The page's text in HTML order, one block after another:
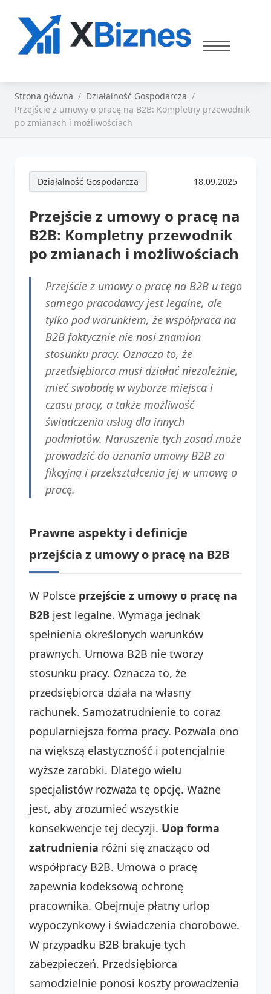
Strona główna
Działalność Gospodarcza
Przejście z umowy o pracę na B2B: Kompletny przewodnik
po zmianach i możliwościach
Działalność Gospodarcza 18.09.2025
Przejście z umowy o pracę na
B2B: Kompletny przewodnik
po zmianach i możliwościach
Przejście z umowy o pracę na B2B u tego
samego pracodawcy jest legalne, ale
tylko pod warunkiem, że współpraca na
B2B faktycznie nie nosi znamion
stosunku pracy. Oznacza to, że
przedsiębiorca musi działać niezależnie,
mieć swobodę w wyborze miejsca i
czasu pracy, a także możliwość
świadczenia usług dla innych
podmiotów. Naruszenie tych zasad może
prowadzić do uznania umowy B2B za
fikcyjną i przekształcenia jej w umowę o
pracę.
Prawne aspekty i definicje
przejścia z umowy o pracę na B2B
W Polsce przejście z umowy o pracę na
B2B jest legalne. Wymaga jednak
spełnienia określonych warunków
prawnych. Umowa B2B nie tworzy
stosunku pracy. Oznacza to, że
przedsiębiorca działa na własny
rachunek. Samozatrudnienie to coraz
popularniejsza forma pracy. Pozwala ono
na większą elastyczność i potencjalnie
wyższe zarobki. Dlatego wielu
specjalistów rozważa tę opcję. Ważne
jest, aby zrozumieć wszystkie
konsekwencje tej decyzji. Uop forma
zatrudnienia różni się znacząco od
współpracy B2B. Umowa o pracę
zapewnia kodeksową ochronę
pracownika. Obejmuje płatny urlop
wypoczynkowy i świadczenia chorobowe.
W przypadku B2B brakuje tych
zabezpieczeń. Przedsiębiorca
samodzielnie ponosi koszty prowadzenia